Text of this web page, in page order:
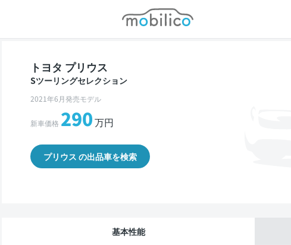
モビリコ
トヨタ プリウス
Sツーリングセレクション
2021年6月発売モデル
新車価格 290万円
プリウス の出品車を検索
基本性能